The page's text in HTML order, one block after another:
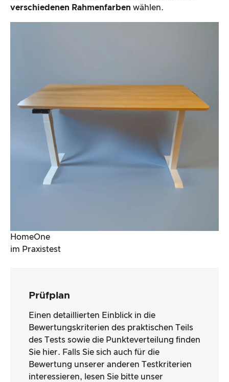
verschiedenen Rahmenfarben wählen.
HomeOne
im Praxistest
Prüfplan
Einen detaillierten Einblick in die
Bewertungskriterien des praktischen Teils
des Tests sowie die Punkteverteilung finden
Sie hier. Falls Sie sich auch für die
Bewertung unserer anderen Testkriterien
interessieren, lesen Sie bitte unser